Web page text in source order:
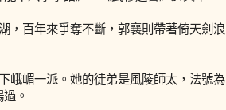
，百年來爭奪不斷，郭襄則帶著倚天劍浪
峨嵋一派。她的徒弟是風陵師太，法號為
。